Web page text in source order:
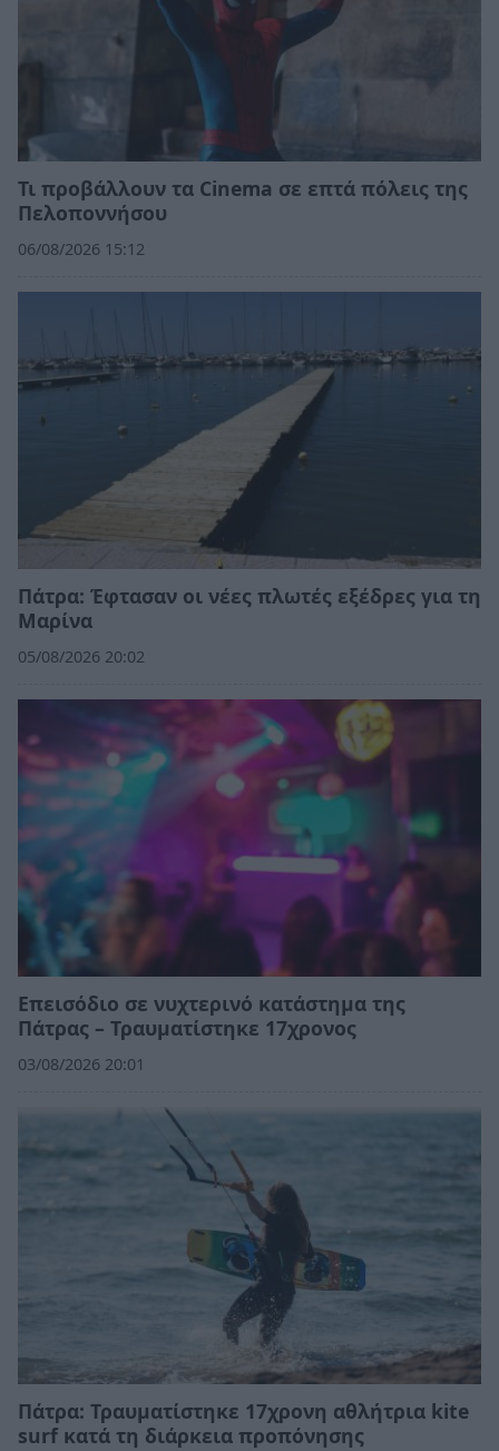
Τι προβάλλουν τα Cinema σε επτά πόλεις της
Πελοποννήσου
06/08/2026 15:12
Πάτρα: Έφτασαν οι νέες πλωτές εξέδρες για τη
Μαρίνα
05/08/2026 20:02
Επεισόδιο σε νυχτερινό κατάστημα της
Πάτρας – Τραυματίστηκε 17χρονος
03/08/2026 20:01
Πάτρα: Τραυματίστηκε 17χρονη αθλήτρια kite
surf κατά τη διάρκεια προπόνησης